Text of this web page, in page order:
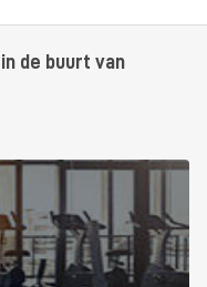
de buurt van